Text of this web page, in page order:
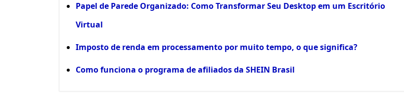
Papel de Parede Organizado: Como Transformar Seu Desktop em um Escritório
Virtual
Imposto de renda em processamento por muito tempo, o que significa?
Como funciona o programa de afiliados da SHEIN Brasil